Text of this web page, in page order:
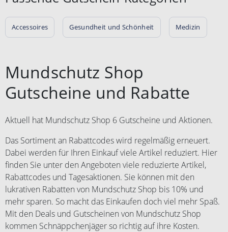
Accessoires Gesundheit und Schönheit Medizin
Mundschutz Shop
Gutscheine und Rabatte
Aktuell hat Mundschutz Shop 6 Gutscheine und Aktionen.
Das Sortiment an Rabattcodes wird regelmäßig erneuert.
Dabei werden für Ihren Einkauf viele Artikel reduziert. Hier
finden Sie unter den Angeboten viele reduzierte Artikel,
Rabattcodes und Tagesaktionen. Sie können mit den
lukrativen Rabatten von Mundschutz Shop bis 10% und
mehr sparen. So macht das Einkaufen doch viel mehr Spaß.
Mit den Deals und Gutscheinen von Mundschutz Shop
kommen Schnäppchenjäger so richtig auf ihre Kosten.